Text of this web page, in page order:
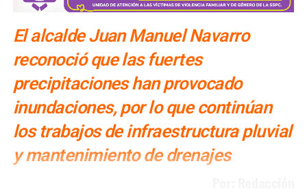
El alcalde Juan Manuel Navarro
reconoció que las fuertes
precipitaciones han provocado
inundaciones, por lo que continúan
los trabajos de infraestructura pluvial
y mantenimiento de drenajes